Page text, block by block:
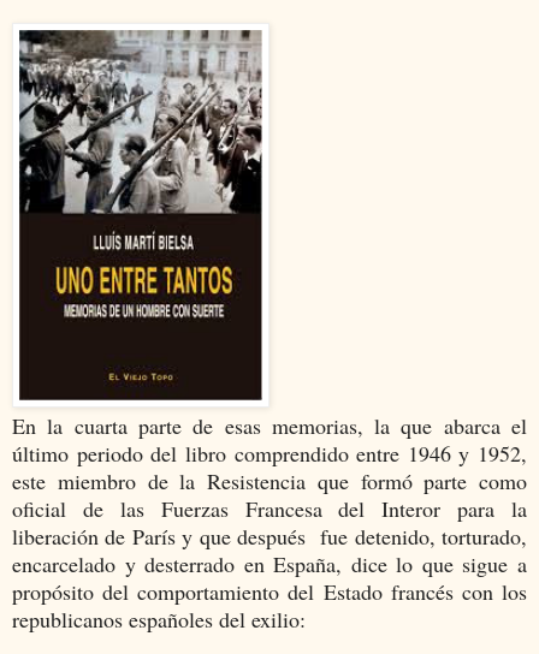
En la cuarta parte de esas memorias, la que abarca el
último periodo del libro comprendido entre 1946 y 1952,
este miembro de la Resistencia que formó parte como
oficial de las Fuerzas Francesa del Interor para la
liberación de París y que después fue detenido, torturado,
encarcelado y desterrado en España, dice lo que sigue a
propósito del comportamiento del Estado francés con los
republicanos españoles del exilio: